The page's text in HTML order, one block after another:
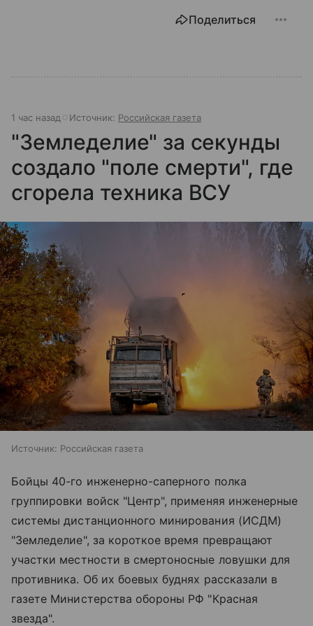
Поделиться
1 час назад Источник: Российская газета
"Земледелие" за секунды
создало "поле смерти", где
сгорела техника ВСУ
Источник: Российская газета
Бойцы 40-го инженерно-саперного полка
группировки войск "Центр", применяя инженерные
системы дистанционного минирования (ИСДМ)
"Земледелие", за короткое время превращают
участки местности в смертоносные ловушки для
противника. Об их боевых буднях рассказали в
газете Министерства обороны РФ "Красная
звезда".